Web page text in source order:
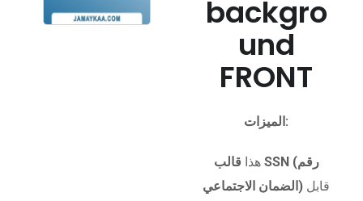
backgro
und
FRONT
الميزات:
هذا قالب SSN (رقم
الضمان الاجتماعي)